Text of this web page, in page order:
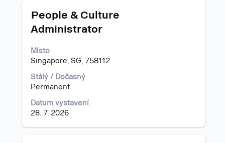
Titul
People & Culture
Administrator
Místo
Singapore, SG, 758112
Stálý / Dočasný
Permanent
Datum vystavení
28. 7. 2026
Vyberte
mezerníkem
zobrazení
informací
o
profesi.